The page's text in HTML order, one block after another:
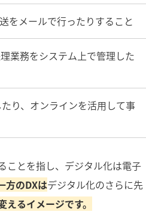
をメールで行ったりすること
業務をシステム上で管理した
り、オンラインを活用して事
ことを指し、デジタル化は電子
方のDXはデジタル化のさらに先
るイメージです。